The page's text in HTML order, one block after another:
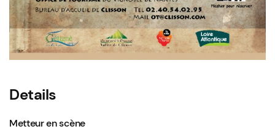
Details
Metteur en scène